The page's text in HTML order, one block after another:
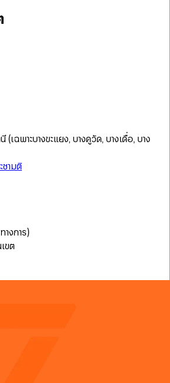
ฉพาะบางขะแยง, บางคูวัด, บางเดื่อ, บาง
ชามติ
างการ)
ขต